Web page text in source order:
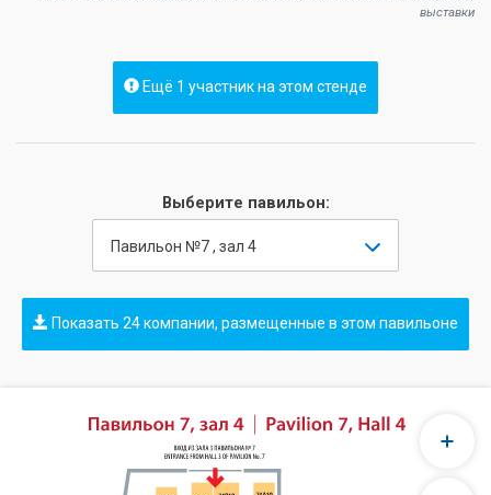
выставки
Ещё 1 участник на этом стенде
Выберите павильон:
Павильон №7 , зал 4
Показать 24 компании, размещенные в этом павильоне